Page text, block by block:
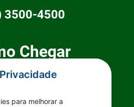
3500-4500
Chegar
de Primavera do
Privacidade
para melhorar a